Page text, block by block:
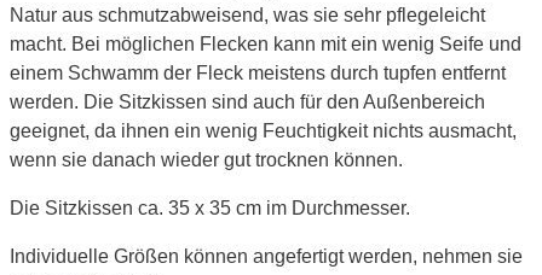
Natur aus schmutzabweisend, was sie sehr pflegeleicht
macht. Bei möglichen Flecken kann mit ein wenig Seife und
einem Schwamm der Fleck meistens durch tupfen entfernt
werden. Die Sitzkissen sind auch für den Außenbereich
geeignet, da ihnen ein wenig Feuchtigkeit nichts ausmacht,
wenn sie danach wieder gut trocknen können.
Die Sitzkissen ca. 35 x 35 cm im Durchmesser.
Individuelle Größen können angefertigt werden, nehmen sie